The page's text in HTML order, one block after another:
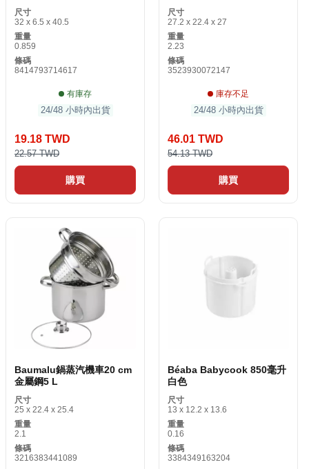
尺寸
32 x 6.5 x 40.5
重量
0.859
條碼
8414793714617
有庫存
24/48 小時內出貨
19.18 TWD
22.57 TWD
購買
尺寸
27.2 x 22.4 x 27
重量
2.23
條碼
3523930072147
庫存不足
24/48 小時內出貨
46.01 TWD
54.13 TWD
購買
Baumalu鍋蒸汽機車20 cm
金屬鋼5 L
尺寸
25 x 22.4 x 25.4
重量
2.1
條碼
3216383441089
Béaba Babycook 850毫升
白色
尺寸
13 x 12.2 x 13.6
重量
0.16
條碼
3384349163204